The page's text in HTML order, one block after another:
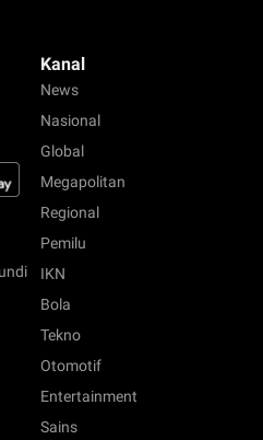
Kanal
News
Nasional
Global
Megapolitan
Regional
Pemilu
IKN
Bola
Tekno
Otomotif
Entertainment
Sains